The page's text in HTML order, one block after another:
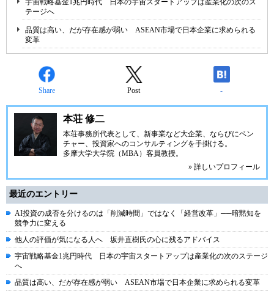
宇宙戦略基金1兆円時代 日本の宇宙スタートアップは産業化の次のス
テージへ
品質は高い、だが存在感が弱い ASEAN市場で日本企業に求められる
変革
Share Post -
本荘 修二
本荘事務所代表として、新事業など大企業、ならびにベン
チャー、投資家へのコンサルティングを手掛ける。
多摩大学大学院（MBA）客員教授。
» 詳しいプロフィール
最近のエントリー
AI投資の成否を分けるのは「削減時間」ではなく「経営改革」──暗黙知を
競争力に変える
他人の評価が気になる人へ 坂井直樹氏の心に残るアドバイス
宇宙戦略基金1兆円時代 日本の宇宙スタートアップは産業化の次のステージ
へ
品質は高い、だが存在感が弱い ASEAN市場で日本企業に求められる変革